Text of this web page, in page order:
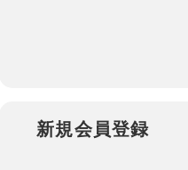
新規会員登録